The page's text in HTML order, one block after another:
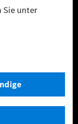
Standorte